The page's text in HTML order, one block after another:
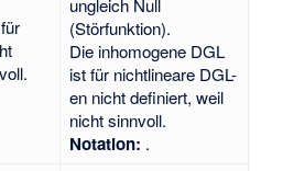
ungleich Null
(Störfunktion).
Die inhomogene DGL
ist für nichtlineare DGL-
en nicht definiert, weil
nicht sinnvoll.
Notation: .